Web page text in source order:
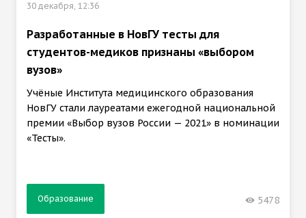
30 декабря, 12:36
Разработанные в НовГУ тесты для
студентов-медиков признаны «выбором
вузов»
Учёные Института медицинского образования
НовГУ стали лауреатами ежегодной национальной
премии «Выбор вузов России — 2021» в номинации
«Тесты».
Образование 5478